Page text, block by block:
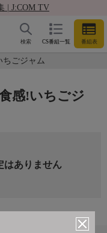
| J:COM TV
CS番組一覧 番組表
検索
ごジャム
感!いちごジ
はありません